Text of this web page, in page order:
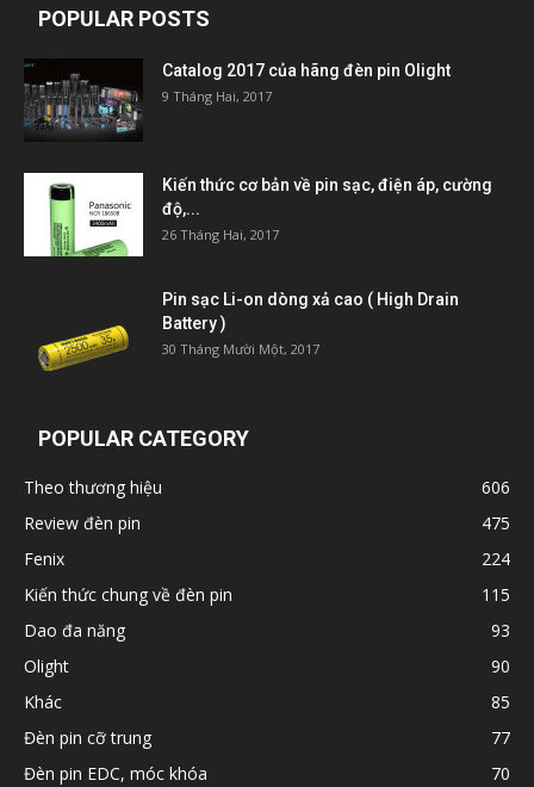
POPULAR POSTS
Catalog 2017 của hãng đèn pin Olight
9 Tháng Hai, 2017
Kiến thức cơ bản về pin sạc, điện áp, cường
độ,...
26 Tháng Hai, 2017
Pin sạc Li-on dòng xả cao ( High Drain
Battery )
30 Tháng Mười Một, 2017
POPULAR CATEGORY
Theo thương hiệu
606
Review đèn pin
475
Fenix
224
Kiến thức chung về đèn pin
115
Dao đa năng
93
Olight
90
Khác
85
Đèn pin cỡ trung
77
Đèn pin EDC, móc khóa
70